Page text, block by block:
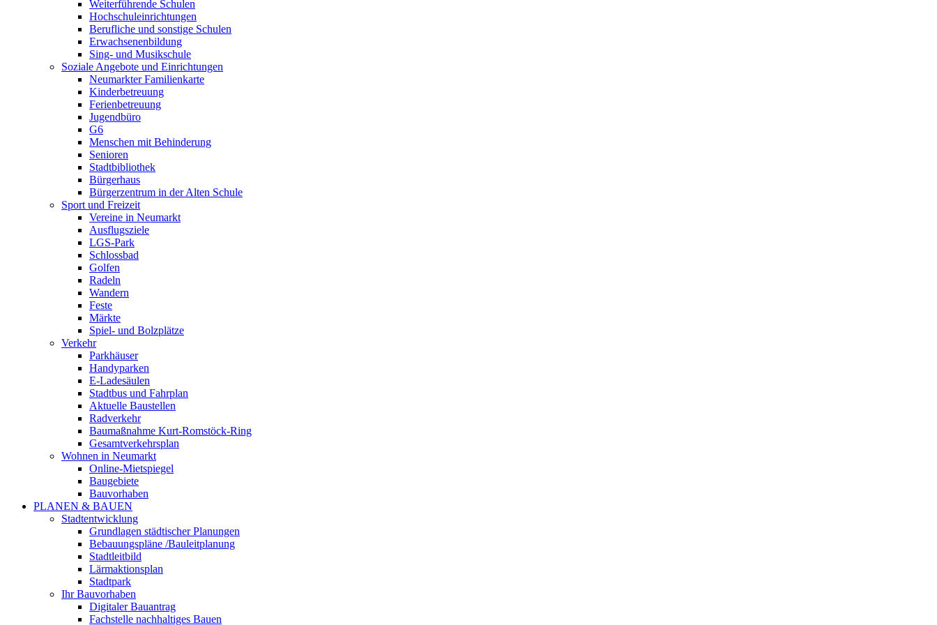
Weiterführende Schulen
Hochschuleinrichtungen
Berufliche und sonstige Schulen
Erwachsenenbildung
Sing- und Musikschule
Soziale Angebote und Einrichtungen
Neumarkter Familienkarte
Kinderbetreuung
Ferienbetreuung
Jugendbüro
G6
Menschen mit Behinderung
Senioren
Stadtbibliothek
Bürgerhaus
Bürgerzentrum in der Alten Schule
Sport und Freizeit
Vereine in Neumarkt
Ausflugsziele
LGS-Park
Schlossbad
Golfen
Radeln
Wandern
Feste
Märkte
Spiel- und Bolzplätze
Verkehr
Parkhäuser
Handyparken
E-Ladesäulen
Stadtbus und Fahrplan
Aktuelle Baustellen
Radverkehr
Baumaßnahme Kurt-Romstöck-Ring
Gesamtverkehrsplan
Wohnen in Neumarkt
Online-Mietspiegel
Baugebiete
Bauvorhaben
PLANEN & BAUEN
Stadtentwicklung
Grundlagen städtischer Planungen
Bebauungspläne /Bauleitplanung
Stadtleitbild
Lärmaktionsplan
Stadtpark
Ihr Bauvorhaben
Digitaler Bauantrag
Fachstelle nachhaltiges Bauen